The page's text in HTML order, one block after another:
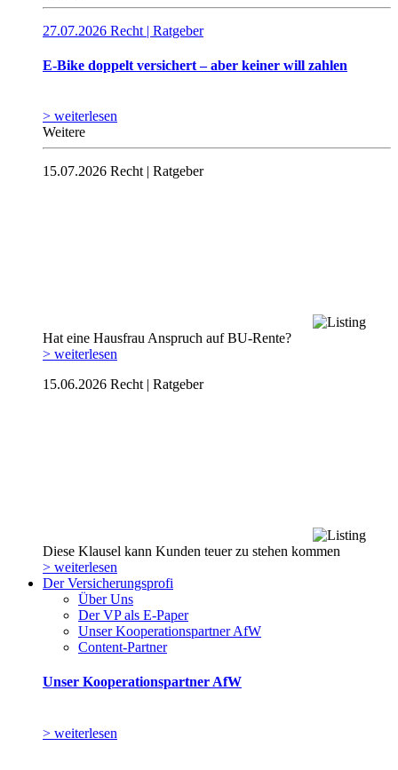
27.07.2026 Recht | Ratgeber
E-Bike doppelt versichert – aber keiner will zahlen
> weiterlesen
Weitere
15.07.2026 Recht | Ratgeber
Hat eine Hausfrau Anspruch auf BU-Rente?
> weiterlesen
15.06.2026 Recht | Ratgeber
Diese Klausel kann Kunden teuer zu stehen kommen
> weiterlesen
Der Versicherungsprofi
Über Uns
Der VP als E-Paper
Unser Kooperationspartner AfW
Content-Partner
Unser Kooperationspartner AfW
> weiterlesen